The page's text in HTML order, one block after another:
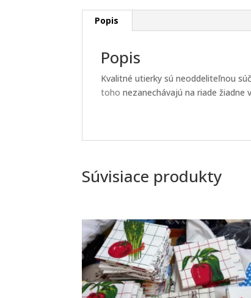
Popis
Popis
Kvalitné utierky sú neoddeliteľnou
tohonezanechávajú na riade
Súvisiace produkty